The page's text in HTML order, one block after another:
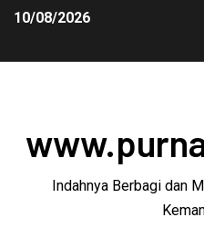
10/08/2026
Indahnya Berbagi dan